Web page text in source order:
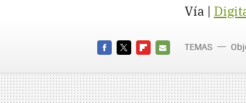
Vía |
MAIL
TEMAS